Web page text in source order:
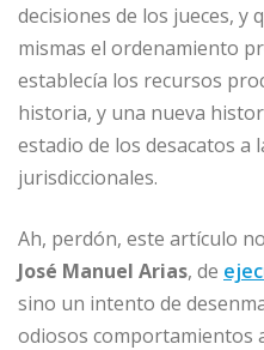
decisiones de los jueces, y
mismas el ordenamiento
establecía los recursos
historia, y una nueva
estadio de los desacatos a
jurisdiccionales.
Ah, perdón, este artículo
José Manuel Arias, de
sino un intento de
odiosos comportamientos